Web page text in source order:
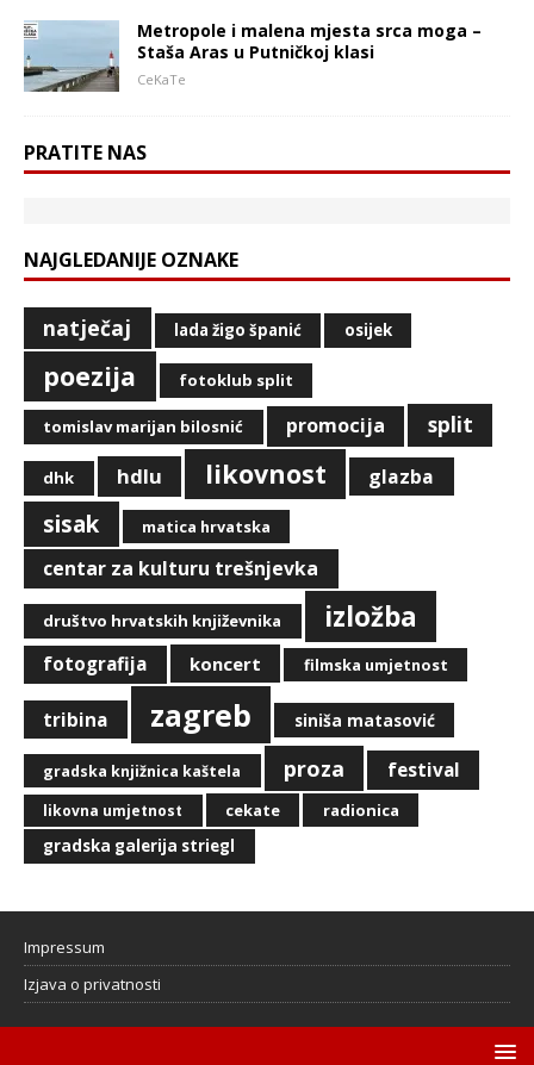
Metropole i malena mjesta srca moga –
Staša Aras u Putničkoj klasi
CeKaTe
PRATITE NAS
NAJGLEDANIJE OZNAKE
natječaj lada žigo španić osijek
poezija fotoklub split
tomislav marijan bilosnić promocija split
dhk hdlu likovnost glazba
sisak matica hrvatska
centar za kulturu trešnjevka
društvo hrvatskih književnika izložba
fotografija koncert filmska umjetnost
tribina zagreb siniša matasović
gradska knjižnica kaštela proza festival
likovna umjetnost cekate
radionica
gradska galerija striegl
Impressum
Izjava o privatnosti